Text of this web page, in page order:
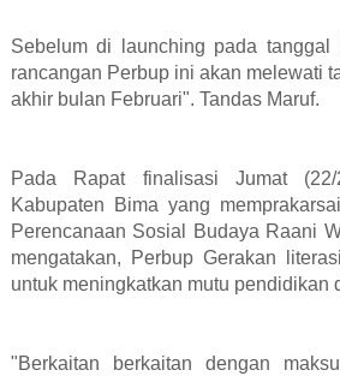
Sebelum di launching pada tanggal
rancangan Perbup ini akan melewati
akhir bulan Februari". Tandas Maruf.
Pada Rapat finalisasi Jumat
Kabupaten Bima yang
Perencanaan Sosial Budaya Raani
mengatakan, Perbup Gerakan
untuk meningkatkan mutu pendidikan
"Berkaitan berkaitan dengan